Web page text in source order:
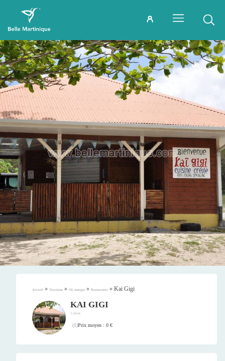
Accueil » Tourisme » Où manger » Restaurants » Kai Gigi
KAI GIGI
Créole
(1)Prix moyen : 0 €